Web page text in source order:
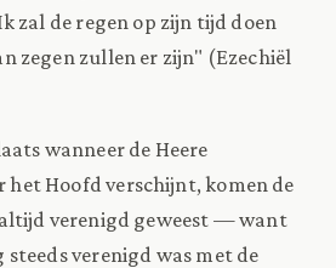
zal de regen op zijn tijd doen
zegen zullen er zijn" (Ezechiël
wanneer de Heere
Hoofd verschijnt, komen de
altijd verenigd geweest — want
steeds verenigd was met de